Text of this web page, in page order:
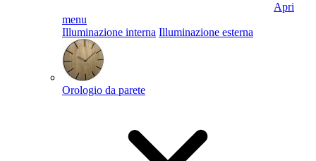
Apri
menu
Illuminazione interna Illuminazione esterna
Orologio da parete